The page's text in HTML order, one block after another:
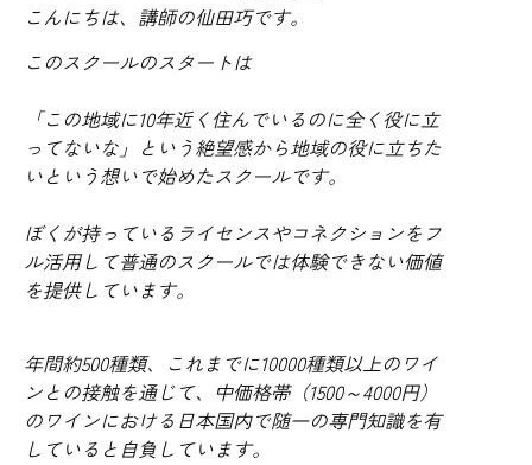
こんにちは、講師の仙田巧です。
このスクールのスタートは
「この地域に10年近く住んでいるのに全く役に立
ってないな」という絶望感から地域の役に立ちた
いという想いで始めたスクールです。
ぼくが持っているライセンスやコネクションをフ
ル活用して普通のスクールでは体験できない価値
を提供しています。
年間約500種類、これまでに10000種類以上のワイ
ンとの接触を通じて、中価格帯（1500～4000円）
のワインにおける日本国内で随一の専門知識を有
していると自負しています。